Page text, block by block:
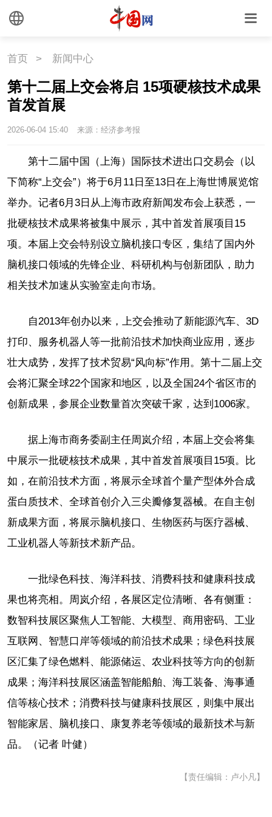
首页 > 新闻中心
第十二届上交会将启 15项硬核技术成果
首发首展
2026-06-04 15:40 来源：经济参考报
第十二届中国（上海）国际技术进出口交易会（以
下简称“上交会”）将于6月11日至13日在上海世博展览馆
举办。记者6月3日从上海市政府新闻发布会上获悉，一
批硬核技术成果将被集中展示，其中首发首展项目15
项。本届上交会特别设立脑机接口专区，集结了国内外
脑机接口领域的先锋企业、科研机构与创新团队，助力
相关技术加速从实验室走向市场。
自2013年创办以来，上交会推动了新能源汽车、3D
打印、服务机器人等一批前沿技术加快商业应用，逐步
壮大成势，发挥了技术贸易“风向标”作用。第十二届上交
会将汇聚全球22个国家和地区，以及全国24个省区市的
创新成果，参展企业数量首次突破千家，达到1006家。
据上海市商务委副主任周岚介绍，本届上交会将集
中展示一批硬核技术成果，其中首发首展项目15项。比
如，在前沿技术方面，将展示全球首个量产型体外合成
蛋白质技术、全球首创介入三尖瓣修复器械。在自主创
新成果方面，将展示脑机接口、生物医药与医疗器械、
工业机器人等新技术新产品。
一批绿色科技、海洋科技、消费科技和健康科技成
果也将亮相。周岚介绍，各展区定位清晰、各有侧重：
数智科技展区聚焦人工智能、大模型、商用密码、工业
互联网、智慧口岸等领域的前沿技术成果；绿色科技展
区汇集了绿色燃料、能源储运、农业科技等方向的创新
成果；海洋科技展区涵盖智能船舶、海工装备、海事通
信等核心技术；消费科技与健康科技展区，则集中展出
智能家居、脑机接口、康复养老等领域的最新技术与新
品。（记者 叶健）
【责任编辑：卢小凡】